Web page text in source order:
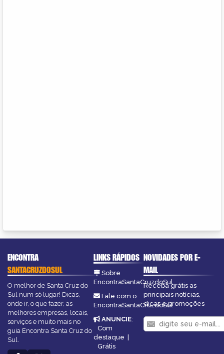
ENCONTRA
SANTACRUZDOSUL
O melhor de Santa Cruz do
Sul num só lugar! Dicas,
onde ir, o que fazer, as
melhores empresas, locais,
serviços e muito mais no
guia Encontra Santa Cruz do
Sul.
LINKS RÁPIDOS
Sobre
EncontraSantaCruzdoSul
Fale com o
EncontraSantaCruzdoSul
ANUNCIE:
Com
destaque |
Grátis
NOVIDADES POR E-
MAIL
Receba grátis as
principais notícias,
dicas e promoções